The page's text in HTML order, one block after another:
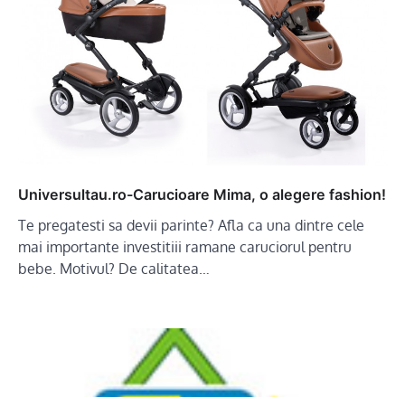
Universultau.ro-Carucioare Mima, o alegere fashion!
Te pregatesti sa devii parinte? Afla ca una dintre cele
mai importante investitiii ramane caruciorul pentru
bebe. Motivul? De calitatea…